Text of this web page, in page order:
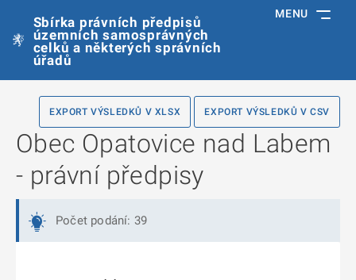
Sbírka právních předpisů
územních samosprávných
celků a některých správních
úřadů
MENU
EXPORT VÝSLEDKŮ V XLSX EXPORT VÝSLEDKŮ V CSV
Obec Opatovice nad Labem
- právní předpisy
Počet podání: 39